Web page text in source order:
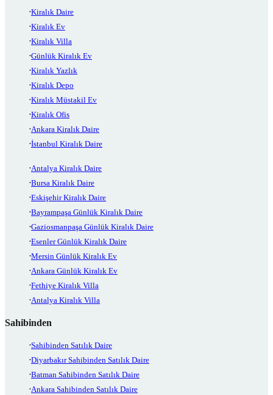
Kiralık Daire
Kiralık Ev
Kiralık Villa
Günlük Kiralık Ev
Kiralık Yazlık
Kiralık Depo
Kiralık Müstakil Ev
Kiralık Ofis
Ankara Kiralık Daire
İstanbul Kiralık Daire
Antalya Kiralık Daire
Bursa Kiralık Daire
Eskişehir Kiralık Daire
Bayrampaşa Günlük Kiralık Daire
Gaziosmanpaşa Günlük Kiralık Daire
Esenler Günlük Kiralık Daire
Mersin Günlük Kiralık Ev
Ankara Günlük Kiralık Ev
Fethiye Kiralık Villa
Antalya Kiralık Villa
Sahibinden
Sahibinden Satılık Daire
Diyarbakır Sahibinden Satılık Daire
Batman Sahibinden Satılık Daire
Ankara Sahibinden Satılık Daire